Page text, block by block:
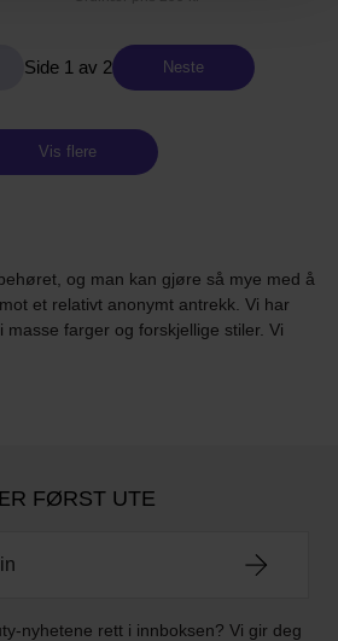
Side 1 av 2 Neste
Vis flere
og man kan gjøre så mye med å
et relativt anonymt antrekk. Vi har
masse farger og forskjellige stiler. Vi
FØRST UTE
nyhetene rett i innboksen? Vi gir deg